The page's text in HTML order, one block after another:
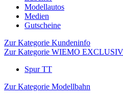
Modellautos
Medien
Gutscheine
Zur Kategorie Kundeninfo
Zur Kategorie WIEMO EXCLUSIV
Spur TT
Zur Kategorie Modellbahn